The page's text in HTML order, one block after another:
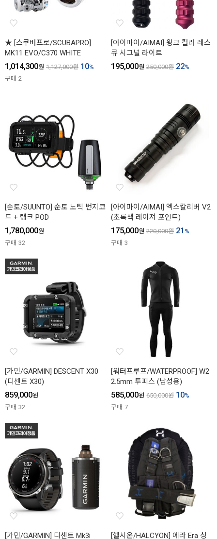
★ [스쿠버프로/SCUBAPRO]
MK11 EVO/C370 WHITE
1,014,300원 1,127,000원 10%
구매 2
[아이마이/AIMAI] 윙크 컬러 레스
큐 시그널 라이트
195,000원 250,000원 22%
[순토/SUUNTO] 순토 노틱 번지코
드 + 탱크 POD
1,780,000원
구매 32
[아이마이/AIMAI] 엑스칼리버 V2
(초록색 레이져 포인트)
175,000원 220,000원 21 %
구매 3
[가민/GARMIN] DESCENT X30
(디센트 X30)
859,000원
구매 32
[워터프루프/WATERPROOF] W2
2.5mm 투피스 (남성용)
585,000원 650,000원 10%
구매 7
[가민/GARMIN] 디센트 Mk3i [헬시온/HALCYON] 에라 Era 싱